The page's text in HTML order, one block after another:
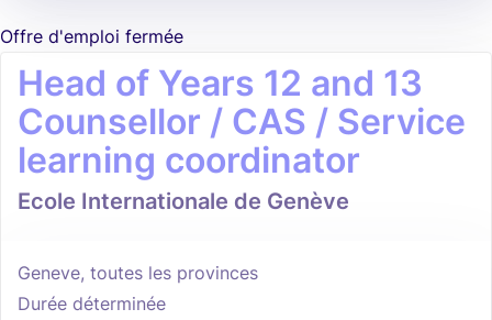
Offre d'emploi fermée
Head of Years 12 and 13
Counsellor / CAS / Service
learning coordinator
Ecole Internationale de Genève
Geneve, toutes les provinces
Durée déterminée